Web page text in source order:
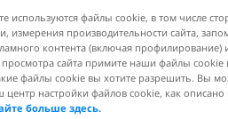
фастфуд
ему найти?
используются файлы cookie, в том числе
измерения производительности сайта,
контента (включая профилирование)
просмотра сайта примите наши файлы
файлы cookie вы хотите разрешить. Вы
центр настройки файлов cookie, как
больше здесь.